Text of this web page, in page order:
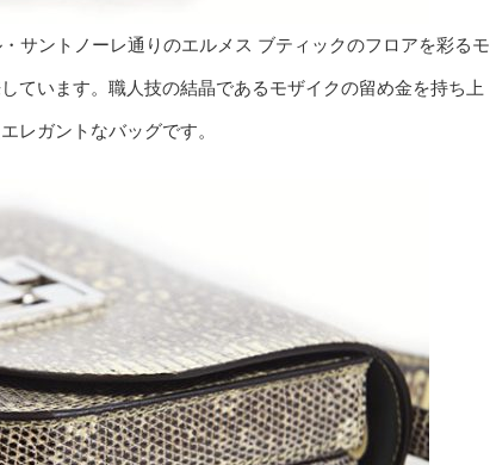
サントノーレ通りのエルメス ブティックのフロアを彩るモ
ています。職人技の結晶であるモザイクの留め金を持ち上
レガントなバッグです。